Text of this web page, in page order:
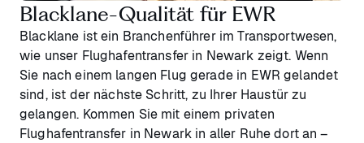
Blacklane-Qualität für EWR
Blacklane ist ein Branchenführer im Transportwesen,
wie unser Flughafentransfer in Newark zeigt. Wenn
Sie nach einem langen Flug gerade in EWR gelandet
sind, ist der nächste Schritt, zu Ihrer Haustür zu
gelangen. Kommen Sie mit einem privaten
Flughafentransfer in Newark in aller Ruhe dort an –